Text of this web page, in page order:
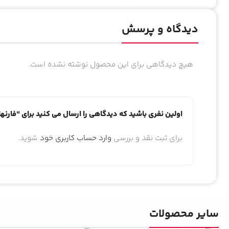
دیدگاه و پرسش
هیچ دیدگاهی برای این محصول نوشته نشده است.
اولین نفری باشید که دیدگاهی را ارسال می کنید برای
برای ثبت نقد و بررسی وارد حساب کاربری خود شوید.
سایر محصولات